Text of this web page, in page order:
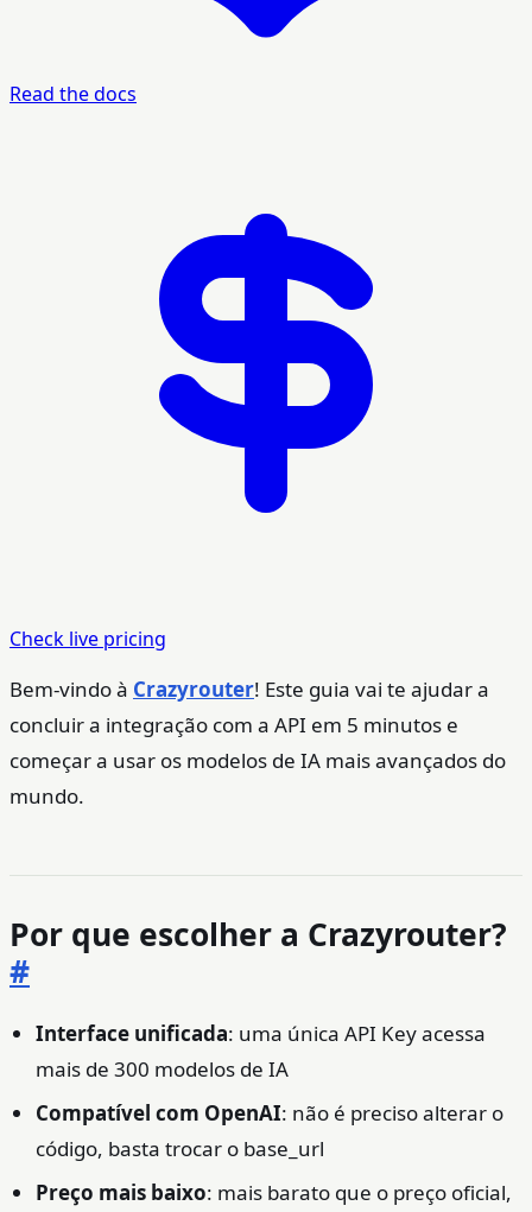
Read the docs
Check live pricing
Bem-vindo à Crazyrouter! Este guia vai te ajudar a
concluir a integração com a API em 5 minutos e
começar a usar os modelos de IA mais avançados do
mundo.
Por que escolher a Crazyrouter?
#
Interface unificada: uma única API Key acessa
mais de 300 modelos de IA
Compatível com OpenAI: não é preciso alterar o
código, basta trocar o base_url
Preço mais baixo: mais barato que o preço oficial,